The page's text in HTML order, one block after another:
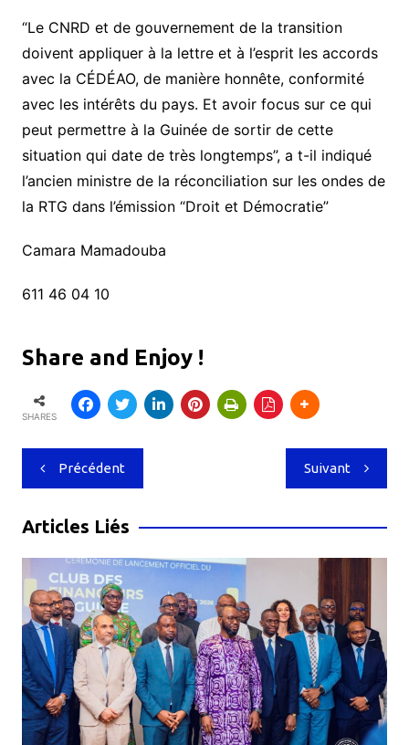
“Le CNRD et de gouvernement de la transition
doivent appliquer à la lettre et à l’esprit les accords
avec la CÉDÉAO, de manière honnête, conformité
avec les intérêts du pays. Et avoir focus sur ce qui
peut permettre à la Guinée de sortir de cette
situation qui date de très longtemps”, a t-il indiqué
l’ancien ministre de la réconciliation sur les ondes de
la RTG dans l’émission “Droit et Démocratie”
Camara Mamadouba
611 46 04 10
Share and Enjoy !
SHARES
Navigation
de
l’article
Précédent Suivant
Articles Liés